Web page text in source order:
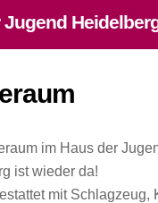
Jugend
im Haus der
ist wieder da!
mit Schlagzeug,